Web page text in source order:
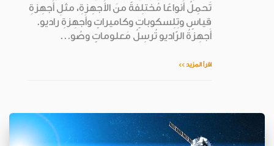
تَحمِلُ أَنواعًا مُختلِفةً منَ الأَجهِزةِ، مثلِ أَجهِزةِ
قياسٍ وتِلِسكوباتٍ وكاميراتٍ وأَجهِزةِ راديو.
أَجهِزةُ الرّاديو تُرسِلُ مَعلوماتٍ وصُو...
اقرأ المزيد >>